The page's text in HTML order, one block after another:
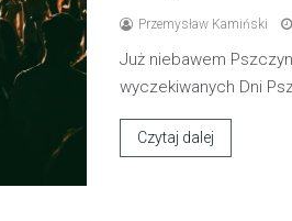
Przemysław Kamiński
Już niebawem
wyczekiwanych Dni
Czytaj dalej